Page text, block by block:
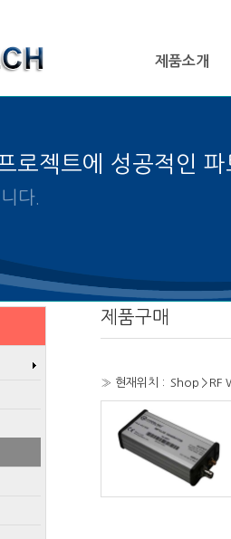
제품소개
로젝트에 성공적인
로젝트 성공의 열쇠입니다.
제품구매
» 현재위치 : Shop > RF